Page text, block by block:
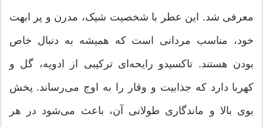
معرفی شد. این عطر با شخصیت شیک، مدرن و پر ابهت
خود، مناسب مردانی است که همیشه به دنبال خاص
بودن هستند. تاکسیدو رایحه‌ای ترکیبی از ادویه، گل و
کهربا دارد که جذابیت و وقار را به اوج می‌رساند. پخش
بوی بالا و ماندگاری طولانی آن، باعث می‌شود در هر